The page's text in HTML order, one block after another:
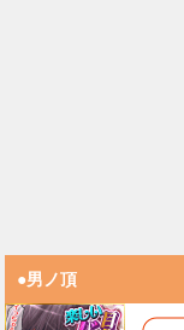
●男ノ頂